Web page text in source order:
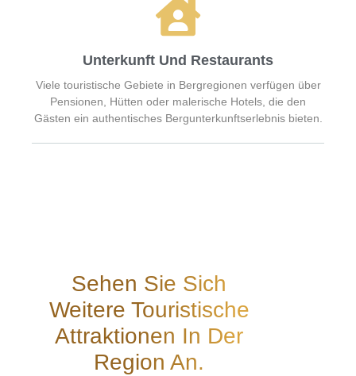
Unterkunft Und Restaurants
Viele touristische Gebiete in Bergregionen verfügen über
Pensionen, Hütten oder malerische Hotels, die den
Gästen ein authentisches Bergunterkunftserlebnis bieten.
Sehen Sie Sich
Weitere Touristische
Attraktionen In Der
Region An.